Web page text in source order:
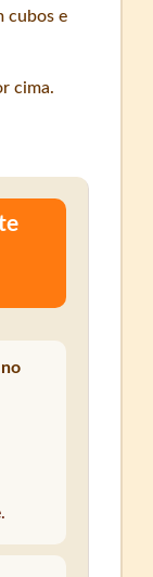
cubos e
cima.